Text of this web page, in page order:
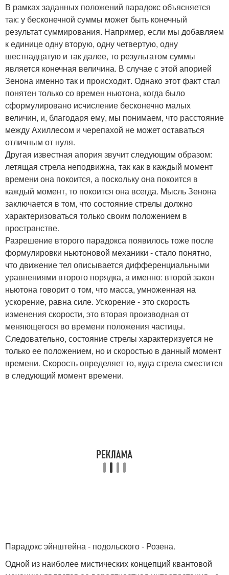
В рамках заданных положений парадокс объясняется
так: у бесконечной суммы может быть конечный
результат суммирования. Например, если мы добавляем
к единице одну вторую, одну четвертую, одну
шестнадцатую и так далее, то результатом суммы
является конечная величина. В случае с этой апорией
Зенона именно так и происходит. Однако этот факт стал
понятен только со времен ньютона, когда было
сформулировано исчисление бесконечно малых
величин, и, благодаря ему, мы понимаем, что расстояние
между Ахиллесом и черепахой не может оставаться
отличным от нуля.
Другая известная апория звучит следующим образом:
летящая стрела неподвижна, так как в каждый момент
времени она покоится, а поскольку она покоится в
каждый момент, то покоится она всегда. Мысль Зенона
заключается в том, что состояние стрелы должно
характеризоваться только своим положением в
пространстве.
Разрешение второго парадокса появилось тоже после
формулировки ньютоновой механики - стало понятно,
что движение тел описывается дифференциальными
уравнениями второго порядка, а именно: второй закон
ньютона говорит о том, что масса, умноженная на
ускорение, равна силе. Ускорение - это скорость
изменения скорости, это вторая производная от
меняющегося во времени положения частицы.
Следовательно, состояние стрелы характеризуется не
только ее положением, но и скоростью в данный момент
времени. Скорость определяет то, куда стрела сместится
в следующий момент времени.
Парадокс эйнштейна - подольского - Розена.
Одной из наиболее мистических концепций квантовой